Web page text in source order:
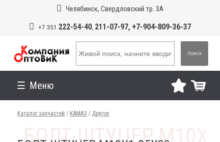
Челябинск, Свердловский тр. 3А
+7 351 222-54-40, 211-07-97, +7-904-809-36-37
ПОИСК
Меню
Каталог запчастей / КАМАЗ / Другое